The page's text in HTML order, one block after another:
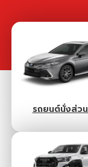
รถยนต์นั่งส่ว